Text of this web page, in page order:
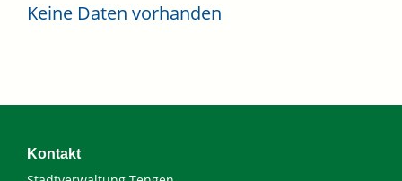
Keine Daten vorhanden
Kontakt